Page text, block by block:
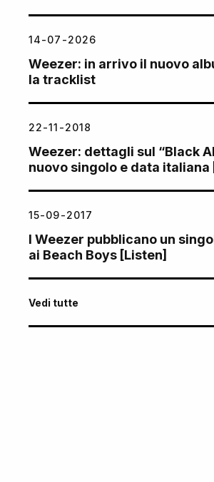
14-07-2026
Weezer: in arrivo il nuovo
la tracklist
22-11-2018
Weezer: dettagli sul “Black
nuovo singolo e data italiana
15-09-2017
I Weezer pubblicano un
ai Beach Boys [Listen]
Vedi tutte